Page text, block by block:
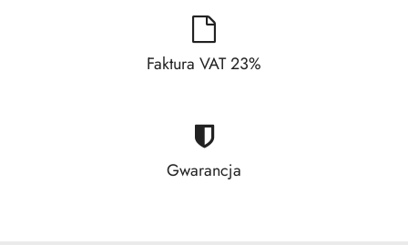
Faktura VAT 23%
Gwarancja